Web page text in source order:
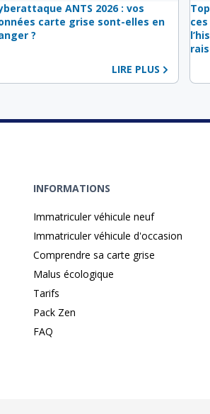
ANTS 2026 : vos
carte grise sont-elles en
?
LIRE PLUS
INFORMATIONS
Immatriculer véhicule neuf
Immatriculer véhicule d'occasion
Comprendre sa carte grise
Malus écologique
Tarifs
Pack Zen
FAQ